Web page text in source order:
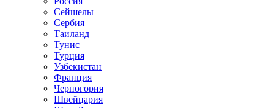
Сейшелы
Сербия
Таиланд
Тунис
Турция
Узбекистан
Франция
Черногория
Швейцария